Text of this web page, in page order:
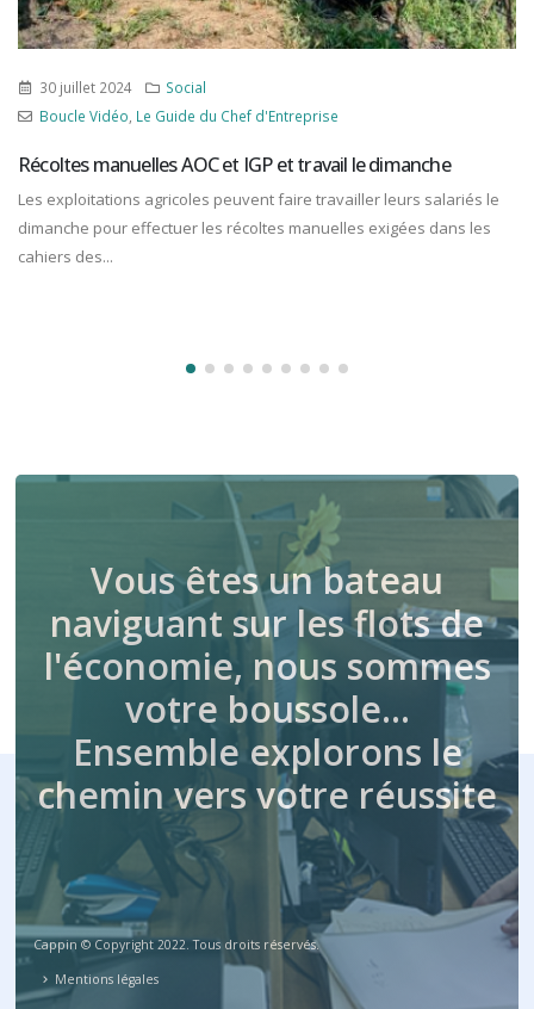
30 juillet 2024
Social
Boucle Vidéo Le Guide du Chef d'Entreprise
Récoltes manuelles AOC et IGP et travail le dimanche
Les exploitations agricoles peuvent faire travailler leurs salariés le
dimanche pour effectuer les récoltes manuelles exigées dans les
cahiers des...
Vous êtes un bateau
naviguant sur les flots de
l'économie, nous sommes
votre boussole…
Ensemble explorons le
chemin vers votre réussite
Cappin © Copyright 2022. Tous droits réservés.
Mentions légales